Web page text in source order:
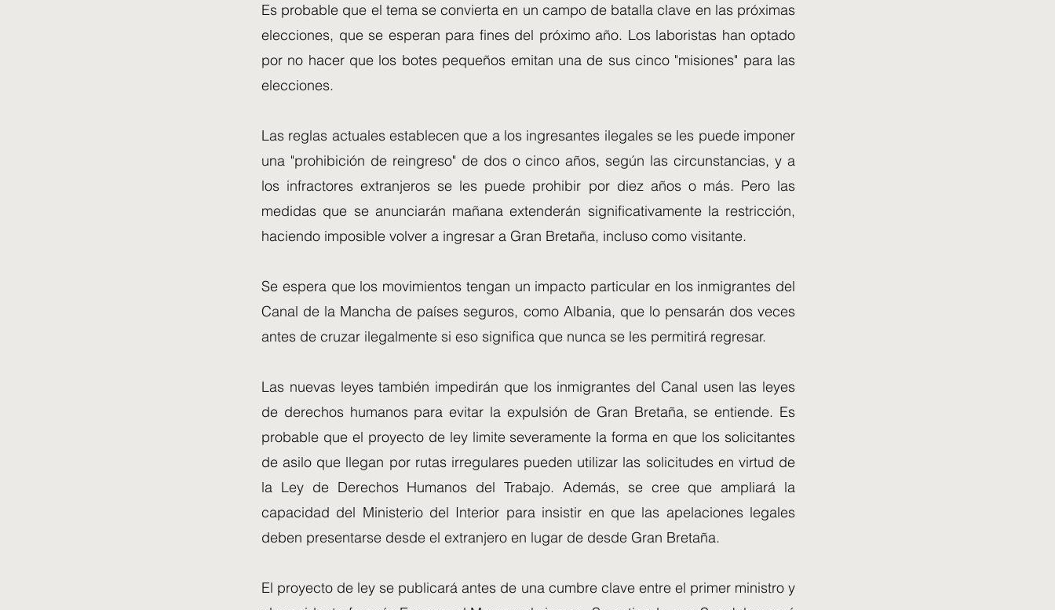
Es probable que el tema se convierta en un campo de batalla clave en las próximas
elecciones, que se esperan para fines del próximo año. Los laboristas han optado
por no hacer que los botes pequeños emitan una de sus cinco "misiones" para las
elecciones.
Las reglas actuales establecen que a los ingresantes ilegales se les puede imponer
una "prohibición de reingreso" de dos o cinco años, según las circunstancias, y a
los infractores extranjeros se les puede prohibir por diez años o más. Pero las
medidas que se anunciarán mañana extenderán significativamente la restricción,
haciendo imposible volver a ingresar a Gran Bretaña, incluso como visitante.
Se espera que los movimientos tengan un impacto particular en los inmigrantes del
Canal de la Mancha de países seguros, como Albania, que lo pensarán dos veces
antes de cruzar ilegalmente si eso significa que nunca se les permitirá regresar.
Las nuevas leyes también impedirán que los inmigrantes del Canal usen las leyes
de derechos humanos para evitar la expulsión de Gran Bretaña, se entiende. Es
probable que el proyecto de ley limite severamente la forma en que los solicitantes
de asilo que llegan por rutas irregulares pueden utilizar las solicitudes en virtud de
la Ley de Derechos Humanos del Trabajo. Además, se cree que ampliará la
capacidad del Ministerio del Interior para insistir en que las apelaciones legales
deben presentarse desde el extranjero en lugar de desde Gran Bretaña.
El proyecto de ley se publicará antes de una cumbre clave entre el primer ministro y